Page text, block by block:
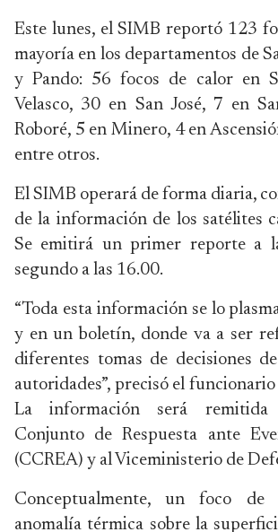
Este lunes, el SIMB reportó 123
mayoría en los departamentos de
y Pando: 56 focos de calor en
Velasco, 30 en San José, 7 en
Roboré, 5 en Minero, 4 en
entre otros.
El SIMB operará de forma diaria,
de la información de los satélites
Se emitirá un primer reporte a
segundo a las 16.00.
“Toda esta información se lo
y en un boletín, donde va a ser
diferentes tomas de decisiones
autoridades”, precisó el
La información será remitida
Conjunto de Respuesta ante
(CCREA) y al Viceministerio de
Conceptualmente, un foco
anomalía térmica sobre la